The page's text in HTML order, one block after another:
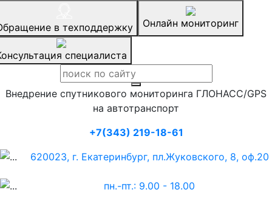
в техподдержку Онлайн мониторинг
специалиста
Внедрение спутникового мониторинга ГЛОНАСС/GPS
на автотранспорт
+7(343) 219-18-61
620023, г. Екатеринбург, пл.Жуковского, 8, оф.20
пн.-пт.: 9.00 - 18.00